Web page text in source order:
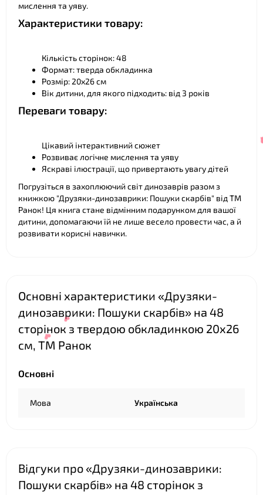
мислення та уяву.
Характеристики товару:
Кількість сторінок: 48
Формат: тверда обкладинка
Розмір: 20х26 см
Вік дитини, для якого підходить: від 3 років
Переваги товару:
Цікавий інтерактивний сюжет
Розвиває логічне мислення та уяву
Яскраві ілюстрації, що привертають увагу дітей
Погрузіться в захоплюючий світ динозаврів разом з
книжкою "Друзяки-динозаврики: Пошуки скарбів" від ТМ
Ранок! Ця книга стане відмінним подарунком для вашої
дитини, допомагаючи їй не лише весело провести час, а й
розвивати корисні навички.
Основні характеристики «Друзяки-
динозаврики: Пошуки скарбів» на 48
сторінок з твердою обкладинкою 20х26
см, ТМ Ранок
Основні
Мова Українська
Відгуки про «Друзяки-динозаврики:
Пошуки скарбів» на 48 сторінок з
❤